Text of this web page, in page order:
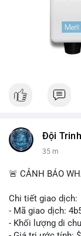
Đội
35 m
🚨 CẢNH BÁO
Chi tiết giao dịch:
- Mã giao dịch:
- Khối lượng di